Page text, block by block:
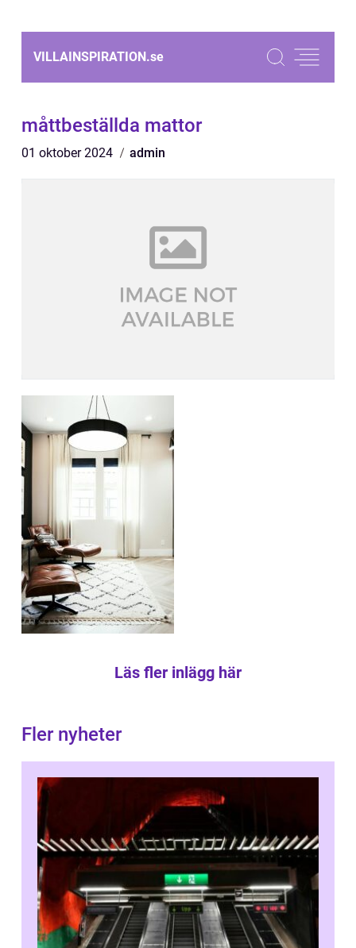
VILLAINSPIRATION.se
måttbeställda mattor
01 oktober 2024 admin
Läs fler inlägg här
Fler nyheter